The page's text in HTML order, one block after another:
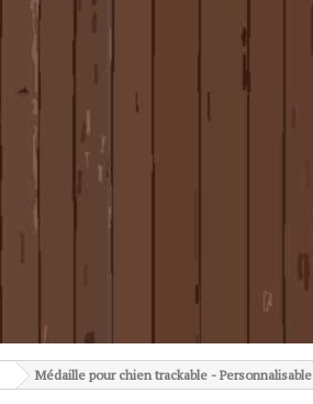
Médaille pour chien trackable - Personnalisable